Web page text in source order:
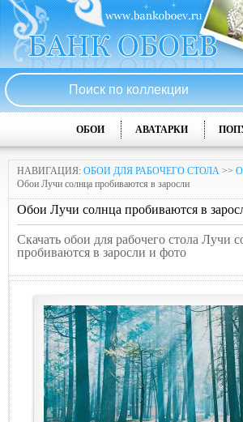
ОБОИ АВАТАРКИ
НАВИГАЦИЯ: ОБОИ ДЛЯ РАБОЧЕГО СТОЛА >>
Обои Лучи солнца пробиваются в заросли
Обои Лучи солнца пробиваются в
Скачать обои для рабочего стола Лучи
пробиваются в заросли и фото